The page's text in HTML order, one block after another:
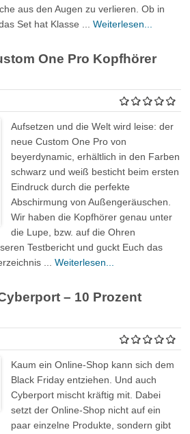
aus den Augen zu verlieren. Ob in
Set hat Klasse ...Weiterlesen...
One Pro Kopfhörer
Aufsetzen und die Welt wird leise: der
neue Custom One Pro von
beyerdynamic, erhältlich in den Farben
schwarz und weiß besticht beim ersten
Eindruck durch die perfekte
Abschirmung von Außengeräuschen.
Wir haben die Kopfhörer genau unter
die Lupe, bzw. auf die Ohren
Testbericht und guckt Euch das
...Weiterlesen...
– 10 Prozent
Kaum ein Online-Shop kann sich dem
Black Friday entziehen. Und auch
Cyberport mischt kräftig mit. Dabei
setzt der Online-Shop nicht auf ein
paar einzelne Produkte, sondern gibt